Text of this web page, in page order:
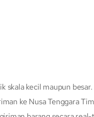
kecil maupun
ke Nusa Tenggara